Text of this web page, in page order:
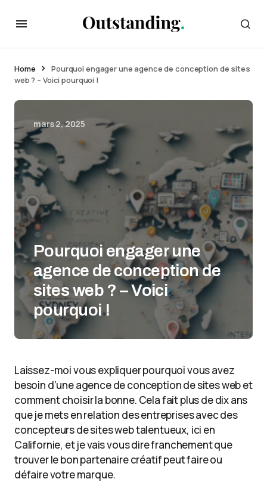
Home
Pourquoi engager une agence de conception de sites
web ? – Voici pourquoi !
mars 2, 2025
Pourquoi engager une
agence de conception de
sites web ? – Voici
pourquoi !
Laissez-moi vous expliquer pourquoi vous avez
besoin d’une agence de conception de sites web et
comment choisir la bonne. Cela fait plus de dix ans
que je mets en relation des entreprises avec des
concepteurs de sites web talentueux, ici en
Californie, et je vais vous dire franchement que
trouver le bon partenaire créatif peut faire ou
défaire votre marque.